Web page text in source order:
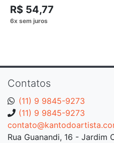
R$ 54,77
Contatos
(11) 9 9845-9273
(11) 9 9845-9273
Rua Guanandi, 16 - Jardim